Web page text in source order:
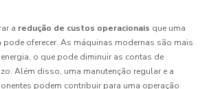
a redução de custos operacionais que uma
pode oferecer. As máquinas modernas são mais
o que pode diminuir as contas de
Além disso, uma manutenção regular e a
podem contribuir para uma operação